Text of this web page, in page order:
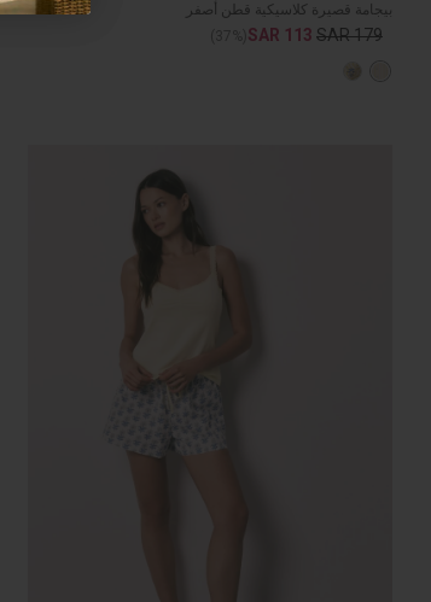
بيجامة قصيرة كلاسيكية قطن أصفر
SAR 179
SAR 113